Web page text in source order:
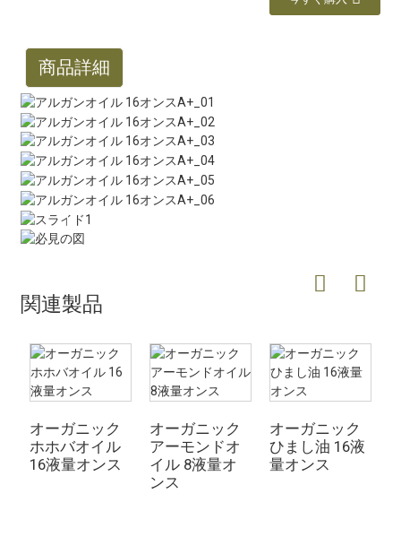
商品詳細
関連製品
オーガニック
ホホバオイル
16液量オンス
オーガニック
アーモンドオ
イル 8液量オ
ンス
オーガニック
ひまし油 16液
量オンス